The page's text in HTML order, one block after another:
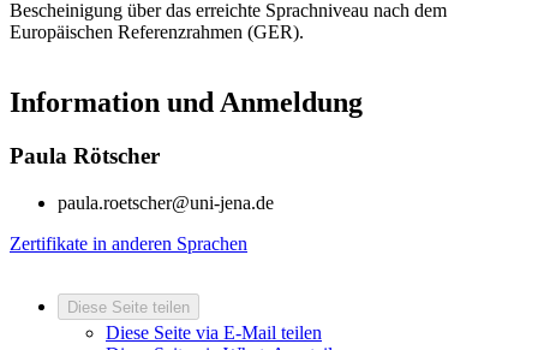
Bescheinigung über das erreichte Sprachniveau nach dem
Europäischen Referenzrahmen (GER).
Information und Anmeldung
Paula Rötscher
paula.roetscher@uni-jena.de
Zertifikate in anderen Sprachen
Diese Seite teilen
Diese Seite via E-Mail teilen